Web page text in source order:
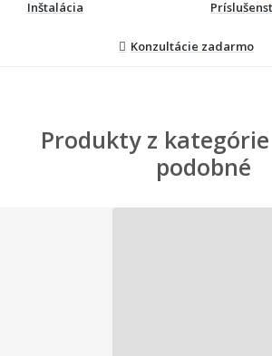
Inštalácia
Konzultácie zadarmo
Produkty z kategórie
podobné